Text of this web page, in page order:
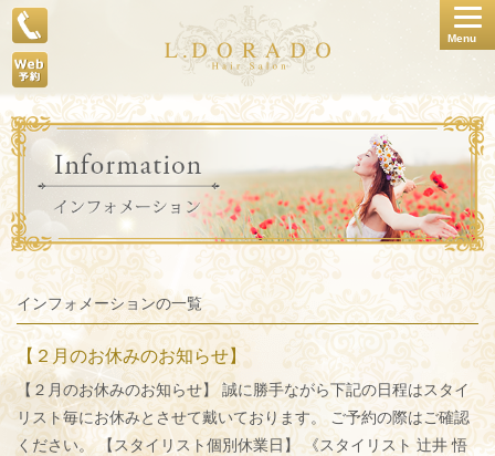
Menu
インフォメーションの一覧
【２月のお休みのお知らせ】
【２月のお休みのお知らせ】 誠に勝手ながら下記の日程はスタイ
リスト毎にお休みとさせて戴いております。 ご予約の際はご確認
ください。 【スタイリスト個別休業日】 《スタイリスト 辻井 悟